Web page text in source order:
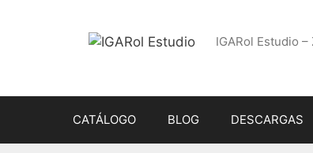
IGARol Estudio
CATÁLOGO BLOG DESCARGAS